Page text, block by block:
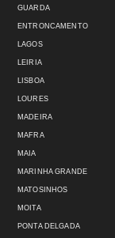
GUARDA
ENTRONCAMENTO
LAGOS
LEIRIA
LISBOA
LOURES
MADEIRA
MAFRA
MAIA
MARINHA GRANDE
MATOSINHOS
MOITA
PONTA DELGADA